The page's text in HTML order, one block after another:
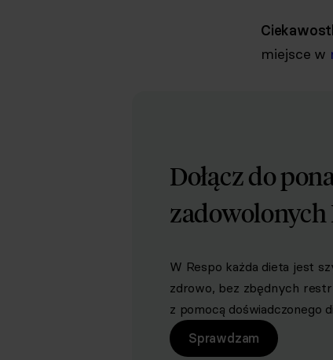
miejsce w
Dołącz do
zadowolonych
W Respo każda dieta jest
zdrowo, bez zbędnych
z pomocą doświadczonego
Sprawdzam